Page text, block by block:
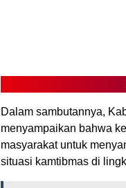
Dalam sambutannya,
menyampaikan bahwa
masyarakat untuk
situasi kamtibmas di